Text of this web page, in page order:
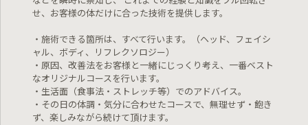
せ、お客様の体だけに合った技術を提供します。
・施術できる箇所は、すべて行います。（ヘッド、フェイシ
ャル、ボディ、リフレクソロジー）
・原因、改善法をお客様と一緒にじっくり考え、一番ベスト
なオリジナルコースを行います。
・生活面（食事法・ストレッチ等）でのアドバイス。
・その日の体調・気分に合わせたコースで、無理せず・飽き
ず、楽しみながら続けて頂けます。